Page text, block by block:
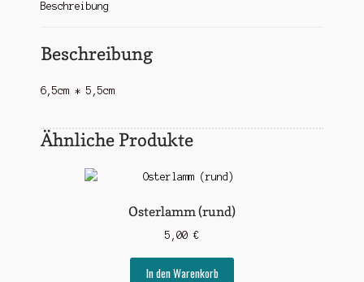
Beschreibung
Beschreibung
6,5cm * 5,5cm
Ähnliche Produkte
Osterlamm (rund)
5,00 €
In den Warenkorb